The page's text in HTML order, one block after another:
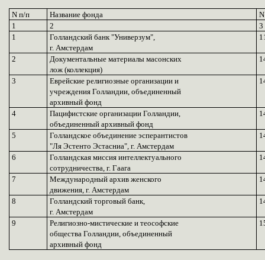
N п/п Название фонда
1
2
3
1
Голландский банк "Универзум",
г. Амстердам
2
Документальные материалы масонских
лож (коллекция)
3
Еврейские религиозные организации и
учреждения Голландии, объединенный
архивный фонд
4
Пацифистские организации Голландии,
объединенный архивный фонд
5
Голландское объединение эсперантистов
"Ля Эстенто Эстасниа", г. Амстердам
6
Голландская миссия интеллектуального
сотрудничества, г. Гаага
7
Международный архив женского
движения, г. Амстердам
8
Голландский торговый банк,
г. Амстердам
9
Религиозно-мистические и теософские
общества Голландии, объединенный
архивный фонд